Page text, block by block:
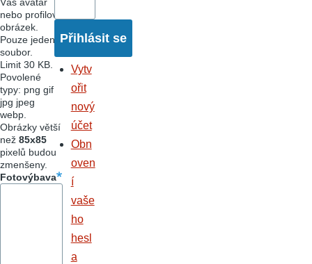
nebo profilový
obrázek.
Pouze jeden
soubor.
Limit 30 KB.
Povolené
typy: png gif
jpg jpeg
webp.
Obrázky větší
než 85x85
pixelů budou
zmenšeny.
Fotovýbava
Vytv
ořit
nový
účet
Obn
oven
í
vaše
ho
hesl
a